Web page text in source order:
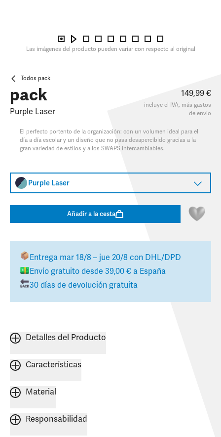
Las imágenes del producto pueden variar con respecto al original
Todos pack
pack
Purple Laser
149,99 €
incluye el IVA, más gastos
de envío
El perfecto portento de la organización: con un volumen ideal para el
día a día escolar y un diseño que no pasa desapercibido gracias a la
gran variedad de estilos y a los SWAPS intercambiables.​
Purple Laser
Añadir a la cesta
Entrega mar 18/8 – jue 20/8 con DHL/DPD
Envío gratuito desde 39,00 € a España
30 días de devolución gratuita
Detalles del Producto
Características
Material
Responsabilidad